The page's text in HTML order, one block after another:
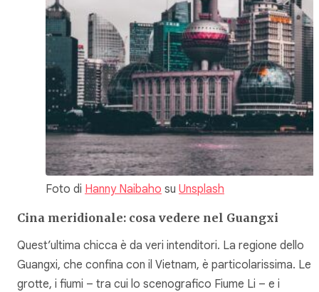
Foto di Hanny Naibaho su Unsplash
Cina meridionale: cosa vedere nel Guangxi
Quest’ultima chicca è da veri intenditori. La regione dello
Guangxi, che confina con il Vietnam, è particolarissima. Le
grotte, i fiumi – tra cui lo scenografico Fiume Li – e i